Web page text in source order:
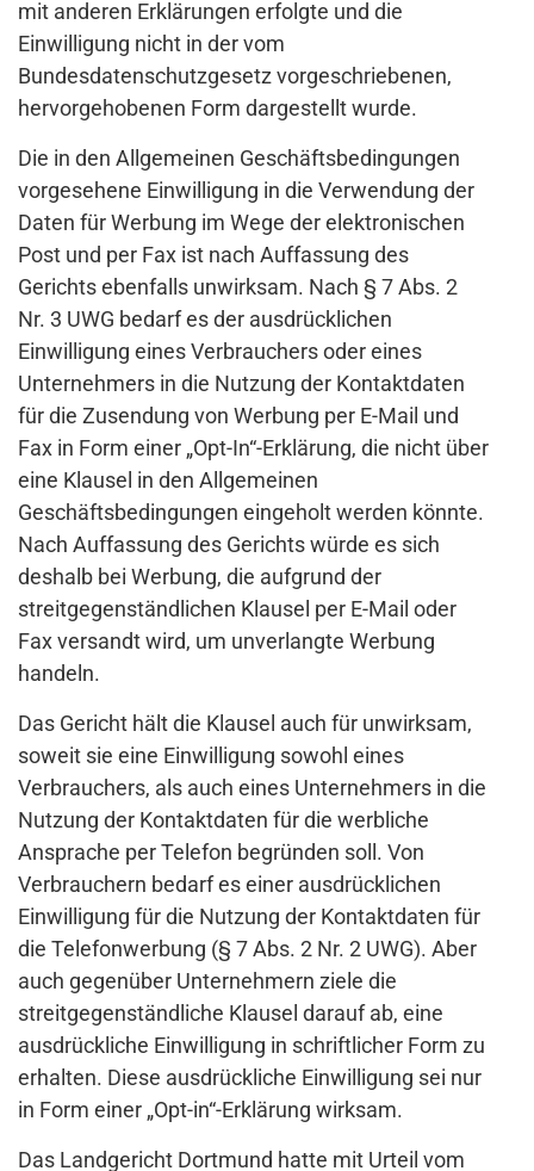
mit anderen Erklärungen erfolgte und die
Einwilligung nicht in der vom
Bundesdatenschutzgesetz vorgeschriebenen,
hervorgehobenen Form dargestellt wurde.
Die in den Allgemeinen Geschäftsbedingungen
vorgesehene Einwilligung in die Verwendung der
Daten für Werbung im Wege der elektronischen
Post und per Fax ist nach Auffassung des
Gerichts ebenfalls unwirksam. Nach § 7 Abs. 2
Nr. 3 UWG bedarf es der ausdrücklichen
Einwilligung eines Verbrauchers oder eines
Unternehmers in die Nutzung der Kontaktdaten
für die Zusendung von Werbung per E-Mail und
Fax in Form einer „Opt-In“-Erklärung, die nicht über
eine Klausel in den Allgemeinen
Geschäftsbedingungen eingeholt werden könnte.
Nach Auffassung des Gerichts würde es sich
deshalb bei Werbung, die aufgrund der
streitgegenständlichen Klausel per E-Mail oder
Fax versandt wird, um unverlangte Werbung
handeln.
Das Gericht hält die Klausel auch für unwirksam,
soweit sie eine Einwilligung sowohl eines
Verbrauchers, als auch eines Unternehmers in die
Nutzung der Kontaktdaten für die werbliche
Ansprache per Telefon begründen soll. Von
Verbrauchern bedarf es einer ausdrücklichen
Einwilligung für die Nutzung der Kontaktdaten für
die Telefonwerbung (§ 7 Abs. 2 Nr. 2 UWG). Aber
auch gegenüber Unternehmern ziele die
streitgegenständliche Klausel darauf ab, eine
ausdrückliche Einwilligung in schriftlicher Form zu
erhalten. Diese ausdrückliche Einwilligung sei nur
in Form einer „Opt-in“-Erklärung wirksam.
Das Landgericht Dortmund hatte mit Urteil vom